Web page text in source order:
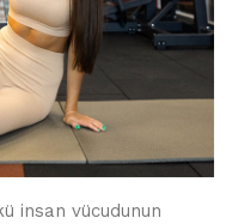
insan vücudunun